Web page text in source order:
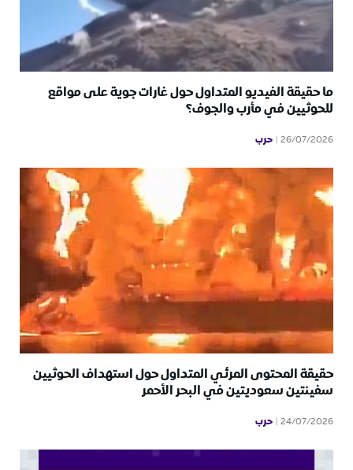
ما حقيقة الفيديو المتداول حول غارات جوية على مواقع
للحوثيين في مأرب والجوف؟
26/07/2026 حرب
حقيقة المحتوى المرئي المتداول حول استهداف الحوثيين
سفينتين سعوديتين في البحر الأحمر
24/07/2026 حرب